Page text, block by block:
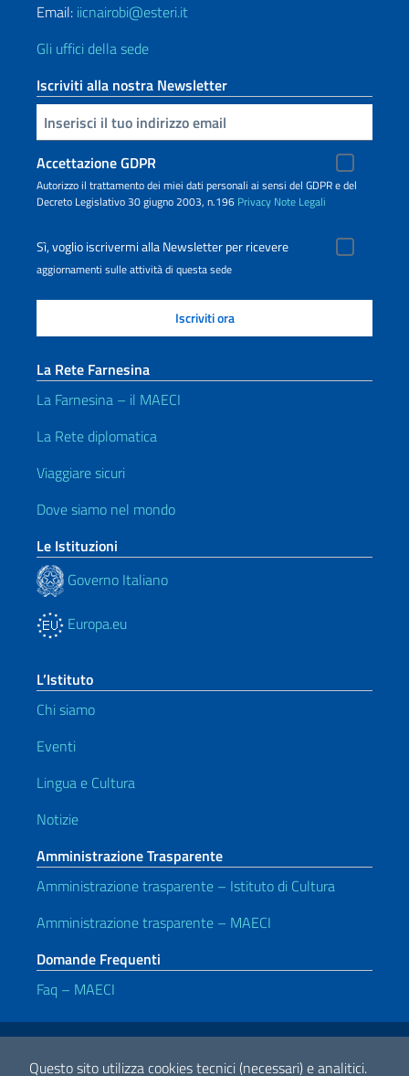
Questo sito utilizza cookies tecnici (necessari) e analitici.
Email: iicnairobi@esteri.it
Gli uffici della sede
Iscriviti alla nostra Newsletter
Inserisci la tua email
Accettazione GDPR
Autorizzo il trattamento dei miei dati personali ai sensi del GDPR e del
Decreto Legislativo 30 giugno 2003, n.196 Privacy Note Legali
Sì, voglio iscrivermi alla Newsletter per ricevere
aggiornamenti sulle attività di questa sede
La Rete Farnesina
La Farnesina – il MAECI
La Rete diplomatica
Viaggiare sicuri
Dove siamo nel mondo
Le Istituzioni
Governo Italiano
Europa.eu
L’Istituto
Chi siamo
Eventi
Lingua e Cultura
Notizie
Amministrazione Trasparente
Amministrazione trasparente – Istituto di Cultura
Amministrazione trasparente – MAECI
Domande Frequenti
Faq – MAECI
Link Utili